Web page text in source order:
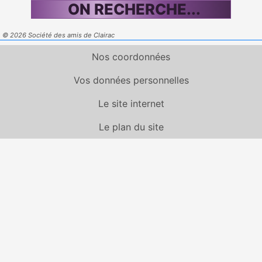
ON RECHERCHE...
© 2026 Société des amis de Clairac
Nos coordonnées
Vos données personnelles
Le site internet
Le plan du site